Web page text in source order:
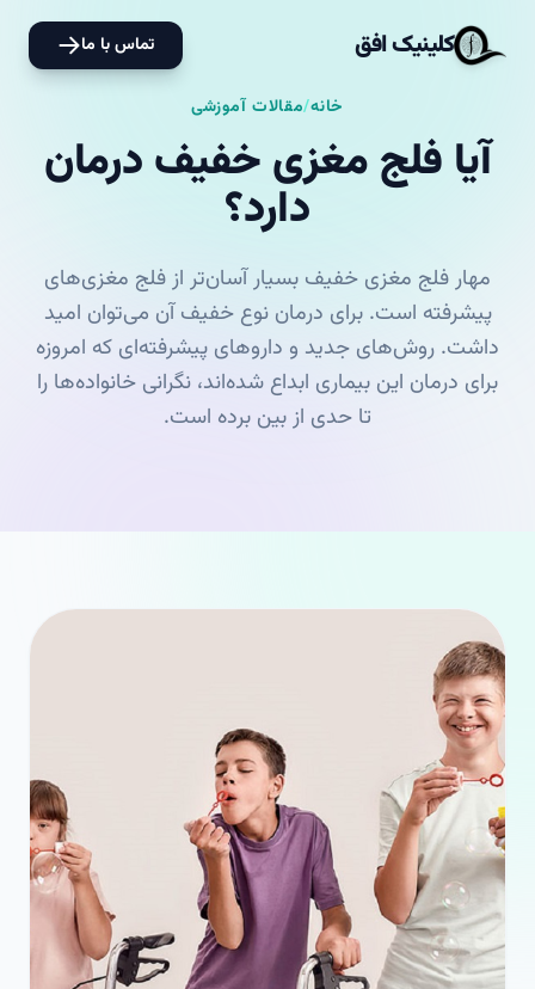
کلینیک افق تماس با ما
خانه/مقالات آموزشی
آیا فلج مغزی خفیف درمان
دارد؟
مهار فلج مغزی خفیف بسیار آسان‌تر از فلج مغزی‌های
پیشرفته است. برای درمان نوع خفیف آن می‌توان امید
داشت. روش‌های جدید و داروهای پیشرفته‌ای که امروزه
برای درمان این بیماری ابداع شده‌اند، نگرانی خانواده‌ها را
تا حدی از بین برده‌ است.